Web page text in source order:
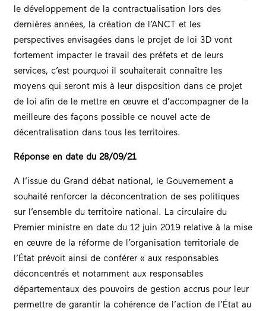
le développement de la contractualisation lors des
dernières années, la création de l’ANCT et les
perspectives envisagées dans le projet de loi 3D vont
fortement impacter le travail des préfets et de leurs
services, c’est pourquoi il souhaiterait connaître les
moyens qui seront mis à leur disposition dans ce projet
de loi afin de le mettre en œuvre et d’accompagner de la
meilleure des façons possible ce nouvel acte de
décentralisation dans tous les territoires.
Réponse en date du 28/09/21
A l’issue du Grand débat national, le Gouvernement a
souhaité renforcer la déconcentration de ses politiques
sur l’ensemble du territoire national. La circulaire du
Premier ministre en date du 12 juin 2019 relative à la mise
en œuvre de la réforme de l’organisation territoriale de
l’État prévoit ainsi de conférer « aux responsables
déconcentrés et notamment aux responsables
départementaux des pouvoirs de gestion accrus pour leur
permettre de garantir la cohérence de l’action de l’État au